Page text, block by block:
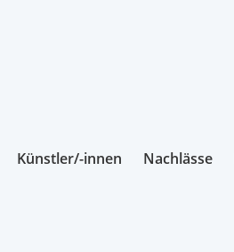
Künstler/-innen Nachlässe